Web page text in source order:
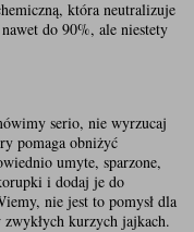
która neutralizuje
do 90%, ale niestety
serio, nie wyrzucaj
pomaga obniżyć
umyte, sparzone,
i dodaj je do
nie jest to pomysł dla
kurzych jajkach.